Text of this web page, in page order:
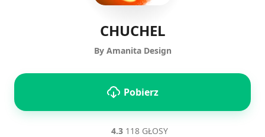
CHUCHEL
By Amanita Design
Pobierz
4.3 118 GŁOSY